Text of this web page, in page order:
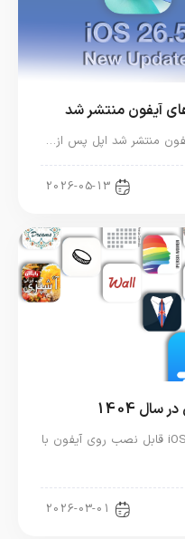
2026-05-13
1404
راهنمای جامع اپلیکیشن‌های فارسی iOS قابل نصب روی آیفون با
2026-03-01